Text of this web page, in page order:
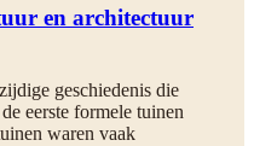
en architectuur
geschiedenis die
eerste formele tuinen
waren vaak